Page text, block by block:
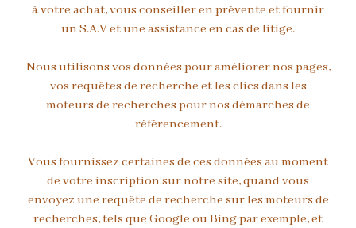
à votre achat, vous conseiller en prévente et fournir
un S.A.V et une assistance en cas de litige.
Nous utilisons vos données pour améliorer nos pages,
vos requêtes de recherche et les clics dans les
moteurs de recherches pour nos démarches de
référencement.
Vous fournissez certaines de ces données au moment
de votre inscription sur notre site, quand vous
envoyez une requête de recherche sur les moteurs de
recherches, tels que Google ou Bing par exemple, et